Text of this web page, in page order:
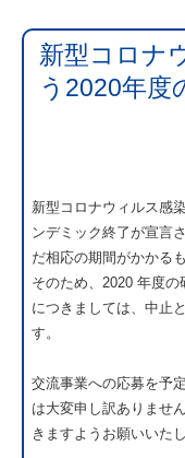
新型コロナ
う2020年度
新型コロナウィルス感
ンデミック終了が宣言
だ相応の期間がかかる
そのため、2020 年度
につきましては、中止
す。
交流事業への応募を予
は大変申し訳ありませ
きますようお願いいたし